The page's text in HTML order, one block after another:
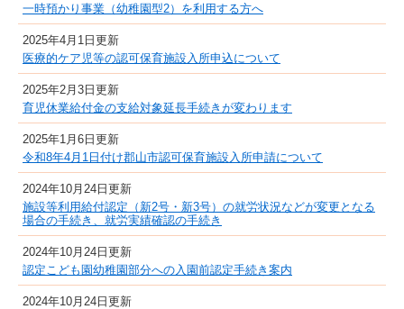
一時預かり事業（幼稚園型2）を利用する方へ
2025年4月1日更新
医療的ケア児等の認可保育施設入所申込について
2025年2月3日更新
育児休業給付金の支給対象延長手続きが変わります
2025年1月6日更新
令和8年4月1日付け郡山市認可保育施設入所申請について
2024年10月24日更新
施設等利用給付認定（新2号・新3号）の就労状況などが変更となる
場合の手続き、就労実績確認の手続き
2024年10月24日更新
認定こども園幼稚園部分への入園前認定手続き案内
2024年10月24日更新